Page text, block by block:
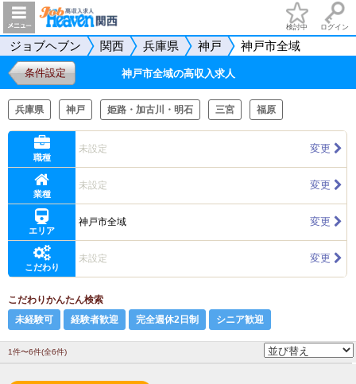
検討中 ログイン
ジョブヘブン 関西 兵庫県 神戸 神戸市全域
条件設定 神戸市全域の高収入求人
兵庫県 神戸 姫路・加古川・明石 三宮 福原
職種
未設定 変更
業種
未設定 変更
エリア
神戸市全域 変更
こだわり
未設定 変更
こだわりかんたん検索
未経験可
経験者歓迎 完全週休2日制 シニア歓迎
1件〜6件(全6件)